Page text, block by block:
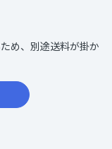
め、別途送料が掛か